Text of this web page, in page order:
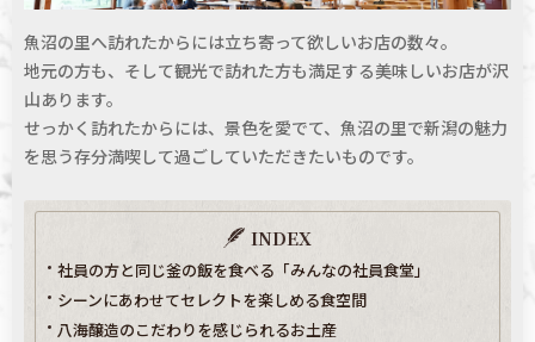
魚沼の里へ訪れたからには立ち寄って欲しいお店の数々。
地元の方も、そして観光で訪れた方も満足する美味しいお店が沢
山あります。
せっかく訪れたからには、景色を愛でて、魚沼の里で新潟の魅力
を思う存分満喫して過ごしていただきたいものです。
INDEX
社員の方と同じ釜の飯を食べる「みんなの社員食堂」
シーンにあわせてセレクトを楽しめる食空間
八海醸造のこだわりを感じられるお土産